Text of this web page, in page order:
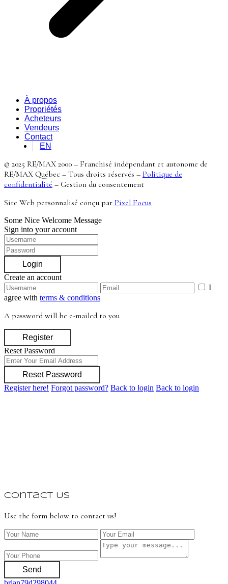
À propos
Propriétés
Acheteurs
Vendeurs
Contact
EN
© 2025 RE/MAX 2000 – Franchisé indépendant et autonome de
RE/MAX Québec – Tous droits réservés – Politique de
confidentialité – Gestion du consentement
Site Web personnalisé conçu par Pixel Focus
Some Nice Welcome Message
Sign into your account
Login
Create an account
I
agree with terms & conditions
A password will be e-mailed to you
Register
Reset Password
Reset Password
Register here! Forgot password? Back to login Back to login
Contact Us
Use the form below to contact us!
Send